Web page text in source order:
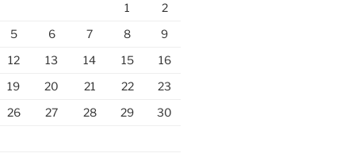
1
2
5 6 7 8
9
12 13 14 15
16
19 20 21 22
23
26 27 28 29
30